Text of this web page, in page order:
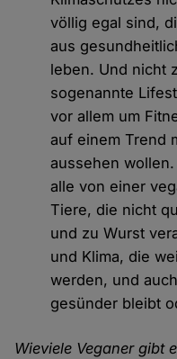
völlig egal sind,
aus
leben. Und nicht
sogenannte
vor allem um
auf einem Trend
aussehen
alle von einer
Tiere, die nicht
und zu Wurst
und Klima, die
werden, und
gesünder bleibt
Wieviele Veganer gibt